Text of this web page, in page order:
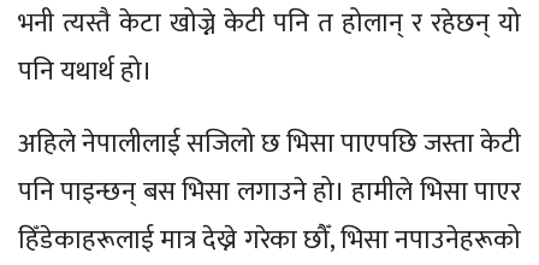
भनी त्यस्तै केटा खोज्ने केटी पनि त होलान् र रहेछन् यो
पनि यथार्थ हो।
अहिले नेपालीलाई सजिलो छ भिसा पाएपछि जस्ता केटी
पनि पाइन्छन् बस भिसा लगाउने हो। हामीले भिसा पाएर
हिँडेकाहरूलाई मात्र देख्ने गरेका छौँ, भिसा नपाउनेहरूको